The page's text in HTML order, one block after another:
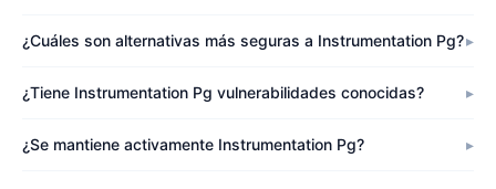
¿Cuáles son alternativas más seguras a Instrumentation Pg?
¿Tiene Instrumentation Pg vulnerabilidades conocidas?
¿Se mantiene activamente Instrumentation Pg?